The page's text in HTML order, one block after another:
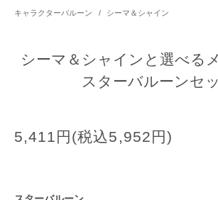
キャラクターバルーン / シーマ＆シャイン
シーマ＆シャインと選べる
スターバルーンセ
5,411円(税込5,952円)